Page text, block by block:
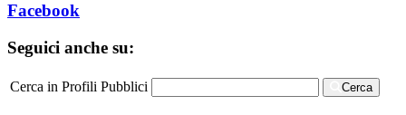
Facebook
Seguici anche su:
Cerca in Profili Pubblici Cerca